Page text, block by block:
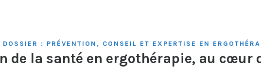
DOSSIER : PRÉVENTION, CONSEIL ET EXPERTISE EN
de la santé en ergothérapie, au cœur